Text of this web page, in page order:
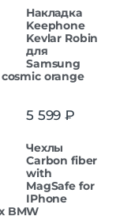
Накладка
Keephone
Kevlar Robin
для
Samsung
orange
5 599 ₽
Чехлы
Carbon fiber
with
MagSafe for
IPhone
BMW